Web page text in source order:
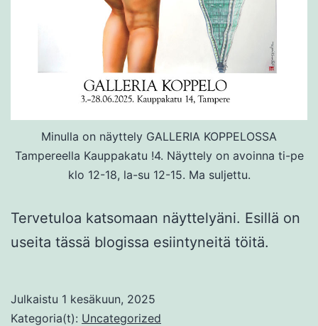
Minulla on näyttely GALLERIA KOPPELOSSA
Tampereella Kauppakatu !4. Näyttely on avoinna ti-pe
klo 12-18, la-su 12-15. Ma suljettu.
Tervetuloa katsomaan näyttelyäni. Esillä on
useita tässä blogissa esiintyneitä töitä.
Julkaistu 1 kesäkuun, 2025
Kategoria(t): Uncategorized